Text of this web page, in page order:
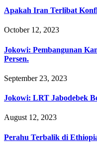
Apakah Iran Terlibat
October 12, 2023
Jokowi: Pembangunan
Persen.
September 23, 2023
Jokowi: LRT Jabodebek
August 12, 2023
Perahu Terbalik di